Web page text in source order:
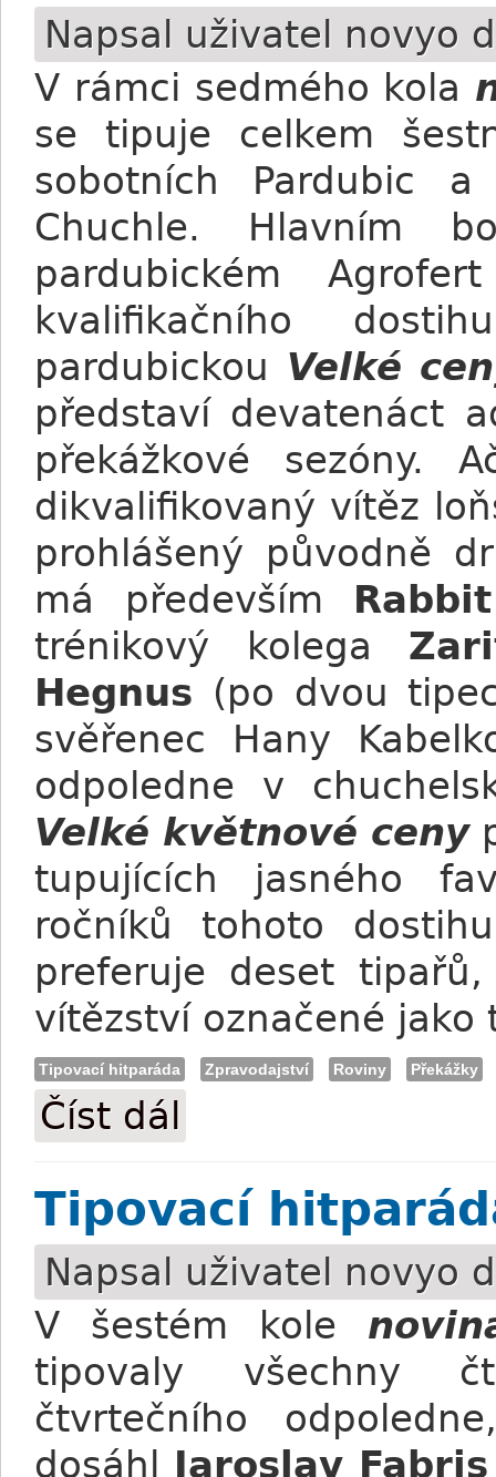
Napsal uživatel novyo
V rámci sedmého kola
se tipuje celkem
sobotních Pardubic
Chuchle. Hlavním
pardubickém
kvalifikačního
pardubickou Velké
představí devatenáct
překážkové sezóny.
dikvalifikovaný vítěz
prohlášený původně
má především
trénikový kolega
Hegnus (po dvou
svěřenec Hany
odpoledne v
Velké květnové ceny
tupujících jasného
ročníků tohoto
preferuje deset
vítězství označené jako
Tipovací hitparáda Zpravodajství Roviny Překážky
Číst dál
Tipovací
Napsal uživatel novyo
V šestém kole
tipovaly všechny
čtvrtečního
dosáhl Jaroslav Fabris